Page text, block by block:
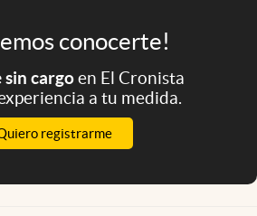
conocerte!
sin cargoen El Cronista
a tu medida.
registrarme